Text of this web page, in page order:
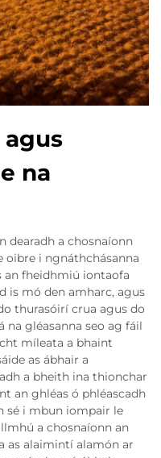
na
dearadh a chosnaíonn
i ngnáthchásanna
an fheidhmiú iontaofa
is mó den amharc, agus
thurasóirí crua agus do
na gléasanna seo ag fáil
míleata a bhaint
as ábhair a
a bheith ina thionchar
an ghléas ó phléascadh
sé i mbun iompair le
a chosnaíonn an
as alaimintí alamón ar